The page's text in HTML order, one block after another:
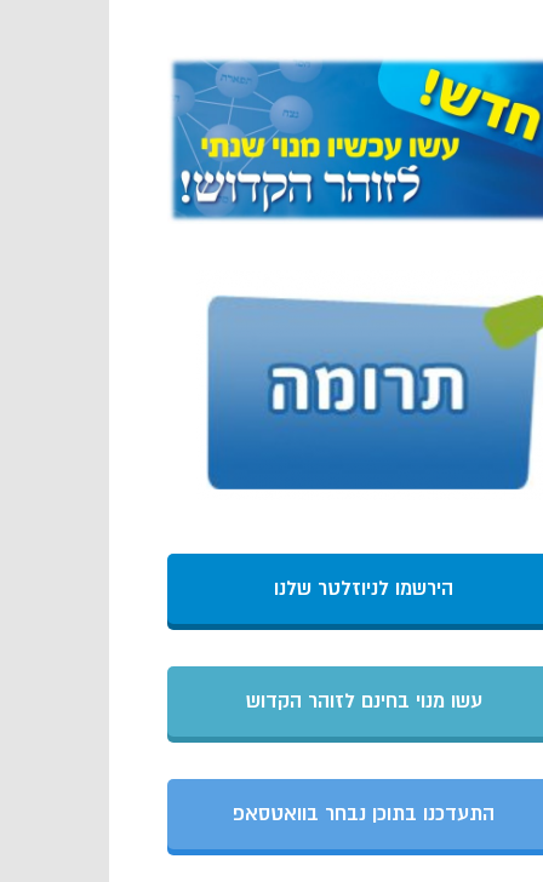
הירשמו לניוזלטר שלנו
עשו מנוי בחינם לזוהר הקדוש
התעדכנו בתוכן נבחר בוואטסאפ